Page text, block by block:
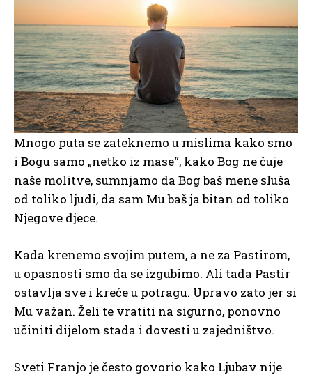
Mnogo puta se zateknemo u mislima kako smo
i Bogu samo „netko iz mase“, kako Bog ne čuje
naše molitve, sumnjamo da Bog baš mene sluša
od toliko ljudi, da sam Mu baš ja bitan od toliko
Njegove djece.
Kada krenemo svojim putem, a ne za Pastirom,
u opasnosti smo da se izgubimo. Ali tada Pastir
ostavlja sve i kreće u potragu. Upravo zato jer si
Mu važan. Želi te vratiti na sigurno, ponovno
učiniti dijelom stada i dovesti u zajedništvo.
Sveti Franjo je često govorio kako Ljubav nije